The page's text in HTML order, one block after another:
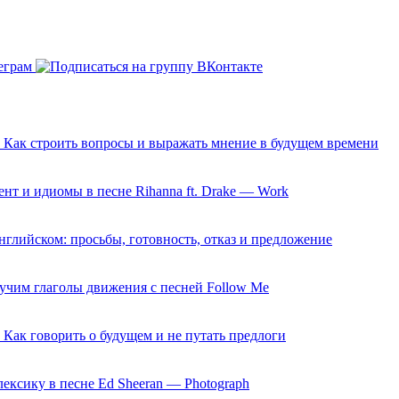
строить вопросы и выражать мнение в будущем времени
и идиомы в песне Rihanna ft. Drake — Work
просьбы, готовность, отказ и предложение
глаголы движения с песней Follow Me
говорить о будущем и не путать предлоги
в песне Ed Sheeran — Photograph